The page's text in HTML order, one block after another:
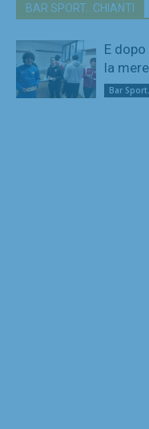
BAR SPORT...CHIANTI
E
la
Bar